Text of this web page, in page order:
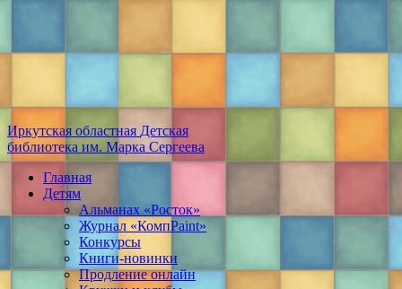
Иркутская областная Детская
библиотека им. Марка Сергеева
Главная
Детям
Альманах «Росток»
Журнал «КомпPaint»
Конкурсы
Книги-новинки
Продление онлайн